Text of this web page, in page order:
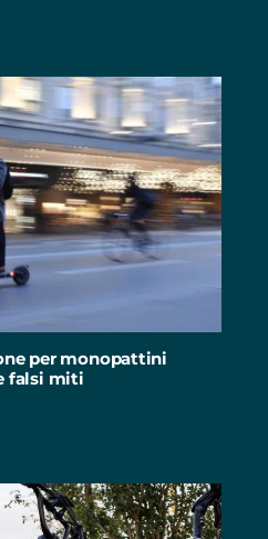
per monopattini
falsi miti